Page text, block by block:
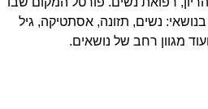
נשים, תזונה, אסתטיקה, גיל
מגוון רחב של נושאים.